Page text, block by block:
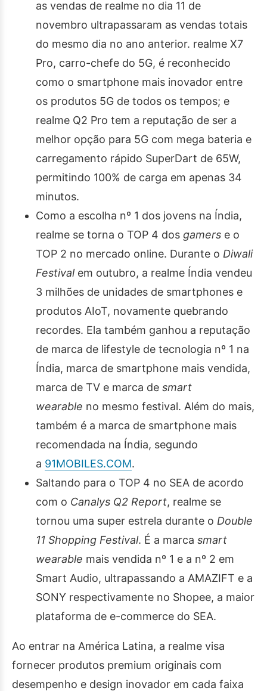
as vendas de realme no dia 11 de
novembro ultrapassaram as vendas totais
do mesmo dia no ano anterior. realme X7
Pro, carro-chefe do 5G, é reconhecido
como o smartphone mais inovador entre
os produtos 5G de todos os tempos; e
realme Q2 Pro tem a reputação de ser a
melhor opção para 5G com mega bateria e
carregamento rápido SuperDart de 65W,
permitindo 100% de carga em apenas 34
minutos.
Como a escolha nº 1 dos jovens na Índia,
realme se torna o TOP 4 dos gamers e o
TOP 2 no mercado online. Durante o Diwali
Festival em outubro, a realme Índia vendeu
3 milhões de unidades de smartphones e
produtos AIoT, novamente quebrando
recordes. Ela também ganhou a reputação
de marca de lifestyle de tecnologia nº 1 na
Índia, marca de smartphone mais vendida,
marca de TV e marca de smart
wearable no mesmo festival. Além do mais,
também é a marca de smartphone mais
recomendada na Índia, segundo
a 91MOBILES.COM.
Saltando para o TOP 4 no SEA de acordo
com o Canalys Q2 Report, realme se
tornou uma super estrela durante o Double
11 Shopping Festival. É a marca smart
wearable mais vendida nº 1 e a nº 2 em
Smart Audio, ultrapassando a AMAZIFT e a
SONY respectivamente no Shopee, a maior
plataforma de e-commerce do SEA.
Ao entrar na América Latina, a realme visa
fornecer produtos premium originais com
desempenho e design inovador em cada faixa